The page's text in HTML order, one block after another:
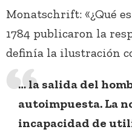
Monatschrift: «¿Qué
1784 publicaron la
definía la ilustración
… la salida del
autoimpuesta. La
incapacidad de